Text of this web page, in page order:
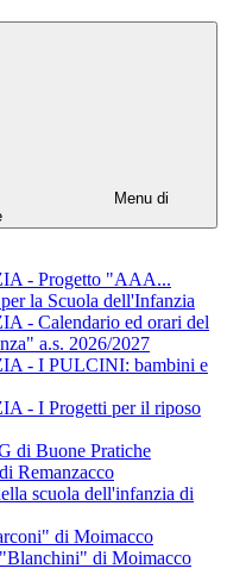
Menu di
- Progetto "AAA...
la Scuola dell'Infanzia
- Calendario ed orari del
a.s. 2026/2027
- I PULCINI: bambini e
- I Progetti per il riposo
di Buone Pratiche
Remanzacco
scuola dell'infanzia di
di Moimacco
di Moimacco